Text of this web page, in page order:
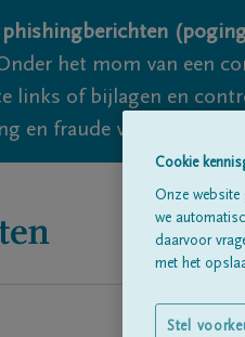
phishingberichten
het mom van een
links of bijlagen en
en fraude vallen echter
Cookie
Onze website
we
daarvoor
met het
Stel